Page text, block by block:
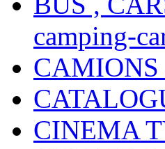
camping-
CINEMA